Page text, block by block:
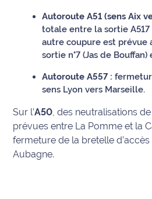
Contenus
L'invité(e)
rédaction
Coup de
coeur
Autoroute A51 (sens Aix
totale entre la sortie
autre coupure est prévue
sortie n°7 (Jas de
Autoroute A557 :
sens Lyon vers Marseille.
Sur l’A50 , des neutralisations
prévues entre La Pomme et la
fermeture de la bretelle d’accès
Aubagne.